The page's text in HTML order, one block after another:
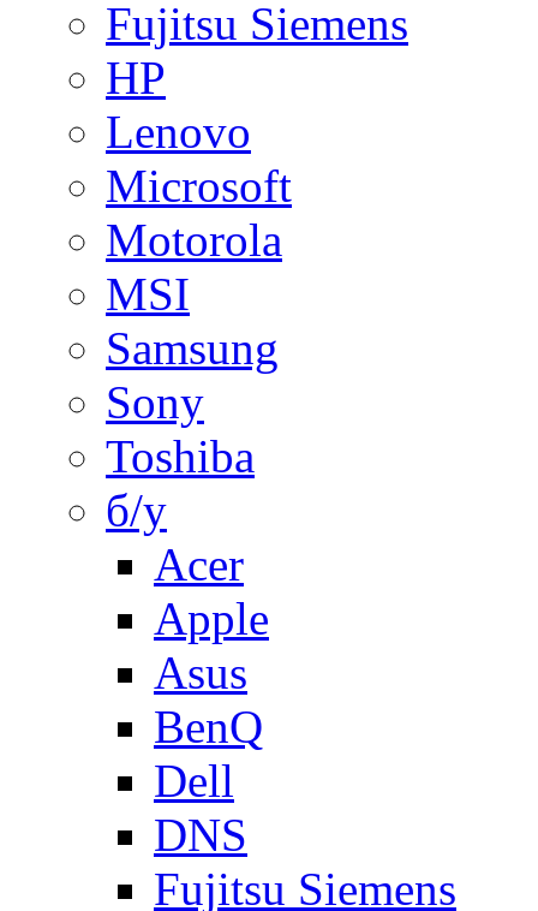
Fujitsu Siemens
HP
Lenovo
Microsoft
Motorola
MSI
Samsung
Sony
Toshiba
б/у
Acer
Apple
Asus
BenQ
Dell
DNS
Fujitsu Siemens